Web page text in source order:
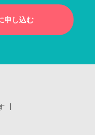
申し込む